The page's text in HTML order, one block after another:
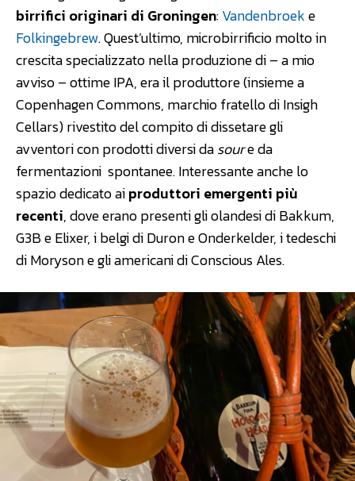
birrifici originari di Groningen:Vandenbroeke
Folkingebrew. Quest’ultimo, microbirrificio molto in
crescita specializzato nella produzione di – a mio
avviso – ottime IPA, era il produttore (insieme a
Copenhagen Commons, marchio fratello di Insigh
Cellars) rivestito del compito di dissetare gli
avventori con prodotti diversi dasoure da
fermentazioni spontanee. Interessante anche lo
spazio dedicato aiproduttori emergenti più
recenti, dove erano presenti gli olandesi di Bakkum,
G3B e Elixer, i belgi di Duron e Onderkelder, i tedeschi
di Moryson e gli americani di Conscious Ales.